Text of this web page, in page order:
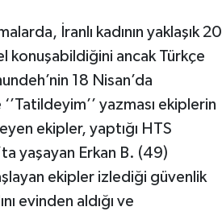
İranlı kadının yaklaşık 20
konuşabildiğini ancak Türkçe
18 Nisan’da
yazması ekiplerin
ekipler, yaptığı HTS
yaşayan Erkan B. (49)
ekipler izlediği güvenlik
evinden aldığı ve